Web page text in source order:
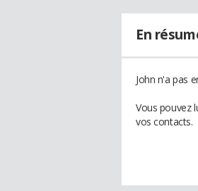
En
John n'a pas
Vous pouvez
vos contacts.